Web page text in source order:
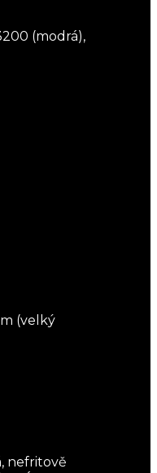
(modrá),
(velký
nefritově